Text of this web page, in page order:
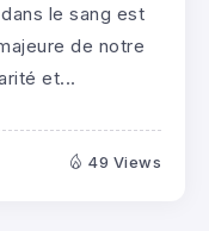
le sang est
de notre
et...
49 Views